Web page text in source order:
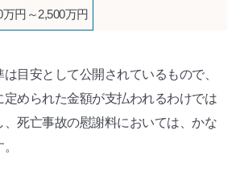
万円～2,500万円
目安として公開されているもので、
定められた金額が支払われるわけでは
、死亡事故の慰謝料においては、かな